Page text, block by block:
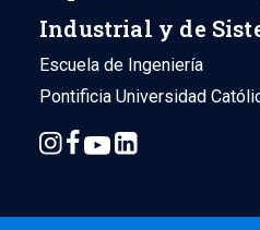
Industrial y de
Escuela de Ingeniería
Pontificia Universidad